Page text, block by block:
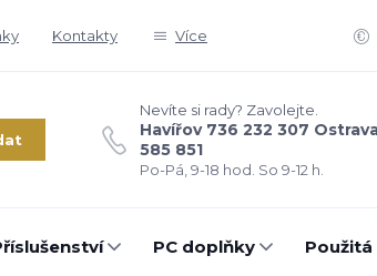
Kontakty Více
Nevíte si rady? Zavolejte.
Havířov 736 232 307
585 851
Po-Pá, 9-18 hod. So 9-12 h.
PC doplňky